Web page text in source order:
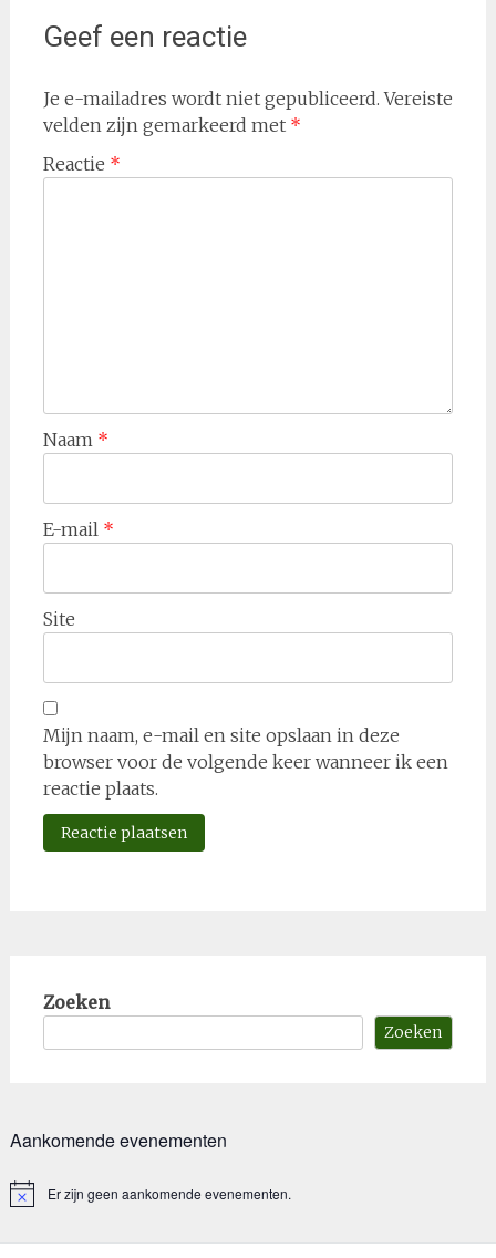
Geef een reactie
Je e-mailadres wordt niet gepubliceerd. Vereiste
velden zijn gemarkeerd met *
Reactie *
Naam *
E-mail *
Site
Mijn naam, e-mail en site opslaan in deze
browser voor de volgende keer wanneer ik een
reactie plaats.
Zoeken
Zoeken
Aankomende evenementen
BerichtEr zijn geen aankomende evenementen.